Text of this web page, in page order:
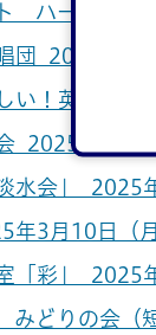
ハートロー
団 2024年11
い！英会話
2025年1月
水会」 2025
年3月10日（
「彩」 2025
どりの会（